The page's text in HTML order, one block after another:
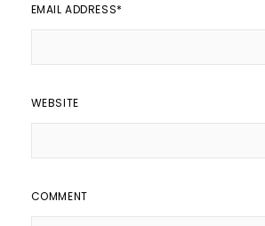
EMAIL ADDRESS*
WEBSITE
COMMENT